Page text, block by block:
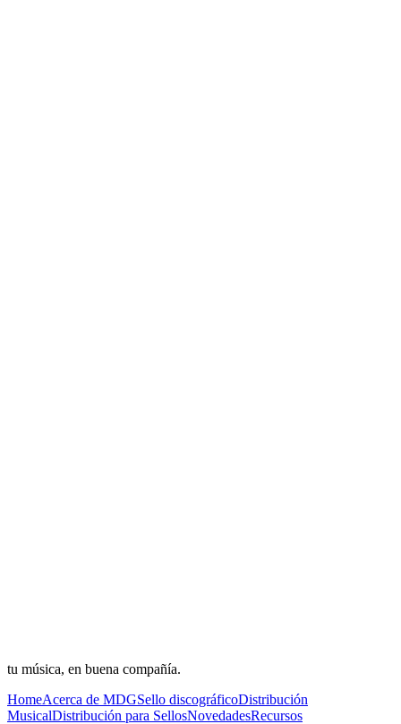
tu música, en buena compañía.
HomeAcerca de MDGSello discográficoDistribución
MusicalDistribución para SellosNovedadesRecursos